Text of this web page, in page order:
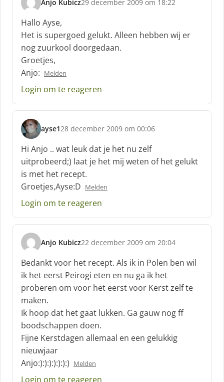
Anjo Kubicz
s
c
h
r
e
e
f
29 december 2009 om 18:22
Hallo Ayse,
Het is supergoed gelukt. Alleen hebben wij er
nog zuurkool doorgedaan.
Groetjes,
Anjo: Melden
Login om te reageren
ayse1
s
c
h
r
e
e
:
28 december 2009 om 00:06
Hi Anjo .. wat leuk dat je het nu zelf
uitprobeerd;) laat je het mij weten of het gelukt
is met het recept.
Groetjes,Ayse:D Melden
Login om te reageren
Anjo Kubicz
s
c
h
r
e
e
f
:
22 december 2009 om 20:04
Bedankt voor het recept. Als ik in Polen ben wil
ik het eerst Peirogi eten en nu ga ik het
proberen om voor het eerst voor Kerst zelf te
maken.
Ik hoop dat het gaat lukken. Ga gauw nog ff
boodschappen doen.
Fijne Kerstdagen allemaal en een gelukkig
nieuwjaar
Anjo:):):):):):):) Melden
Login om te reageren